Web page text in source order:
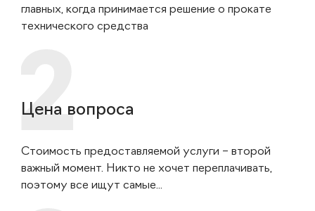
главных, когда принимается решение о прокате
технического средства
Цена вопроса
Стоимость предоставляемой услуги – второй
важный момент. Никто не хочет переплачивать,
поэтому все ищут самые...